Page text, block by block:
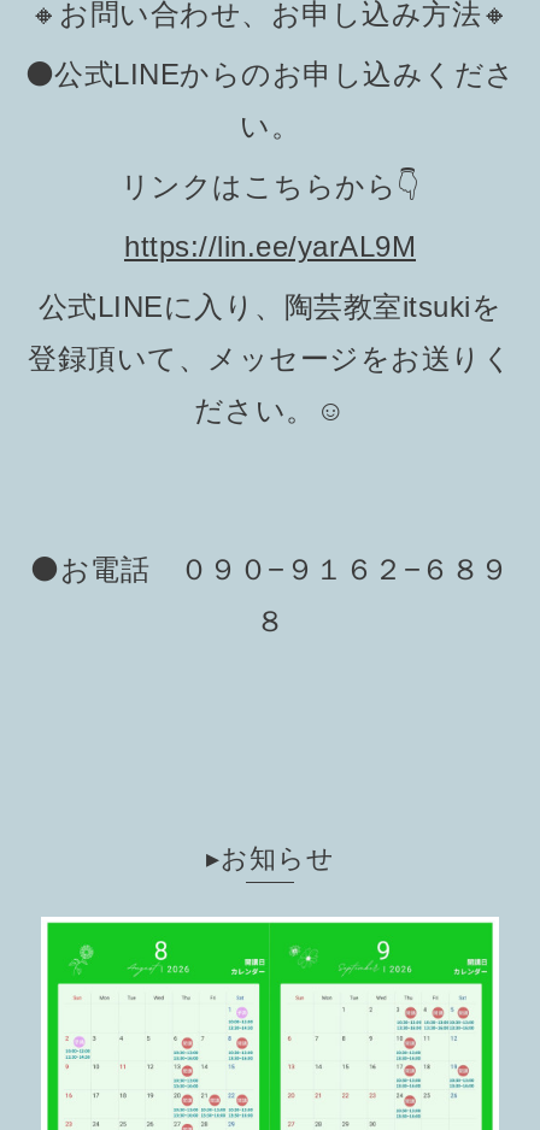
🔸お問い合わせ、お申し込み方法🔸
⚫️公式LINEからのお申し込みくださ
い。
リンクはこちらから👇
https://lin.ee/yarAL9M
公式LINEに入り、陶芸教室itsukiを
登録頂いて、メッセージをお送りく
ださい。☺️
⚫️お電話 ０９０−９１６２−６８９
８
▸お知らせ